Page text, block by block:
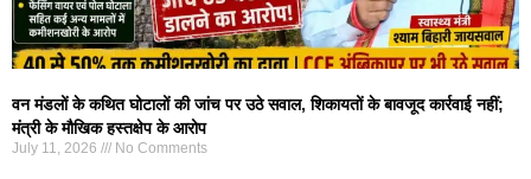
वन मंडलों के कथित घोटालों की जांच पर उठे सवाल, शिकायतों के बावजूद कार्रवाई नहीं;
मंत्री के मौखिक हस्तक्षेप के आरोप
July 11, 2026 No Comments